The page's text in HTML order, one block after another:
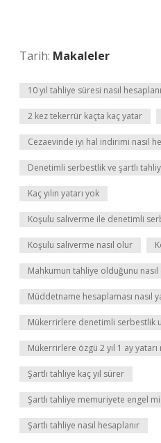
Tarih: Makaleler
10 yıl tahliye süresi nasıl
2 kez tekerrür kaçta kaç yatar
Cezaevinde iyi hal indirimi nasıl
Denetimli serbestlik ve şartlı
Kaç yılın yatarı yok
Koşulu salıverme ile denetimli
Koşulu salıverme nasıl olur
Mahkumun tahliye olduğunu
Müddetname hesaplaması nasıl
Mükerrirlere denetimli serbestlik
Mükerrirlere özgü 2 yıl 1 ay
Şartlı tahliye kaç yıl sürer
Şartlı tahliye memuriyete engel mi
Şartlı tahliye nasıl hesaplanır